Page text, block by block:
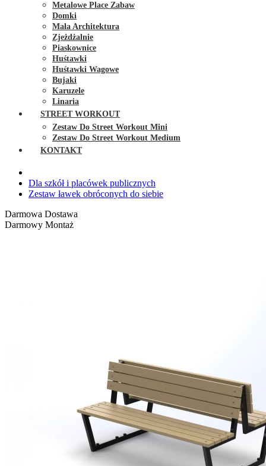
Metalowe Place Zabaw
Domki
Mała Architektura
Zjeżdżalnie
Piaskownice
Huśtawki
Huśtawki Wagowe
Bujaki
Karuzele
Linaria
STREET WORKOUT
Zestaw Do Street Workout Mini
Zestaw Do Street Workout Medium
KONTAKT
Dla szkół i placówek publicznych
Zestaw ławek obróconych do siebie
Darmowa Dostawa
Darmowy Montaż